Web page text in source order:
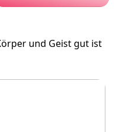
und Geist gut ist